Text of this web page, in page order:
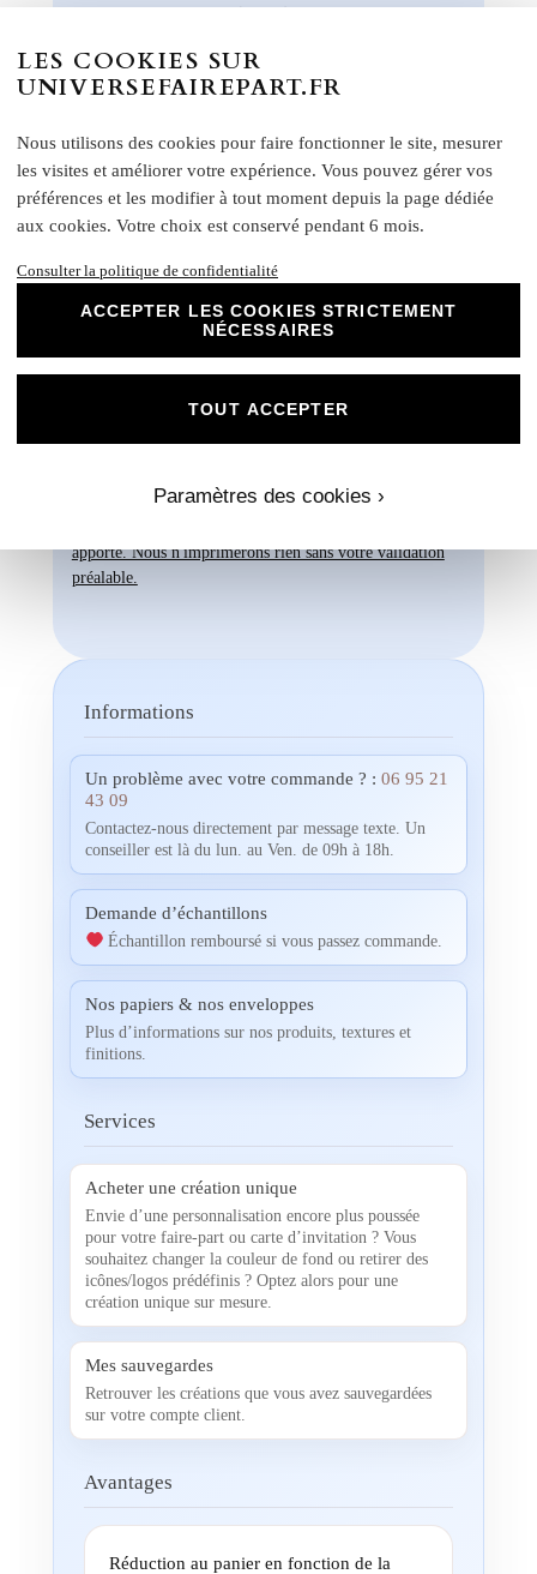
remerciements et bien plus encore. Optez
résultat impeccable qui ravira vos invités et
marquera l'élégance de vos évènements
créativité et personnalisez nos papiers Mat
Supérieur pour créer des souvenirs uniques
et inoubliables.
Chez Universe Faire-part, nous mettons
d'exception qui répondent à vos attentes les
plus exigeantes. Faites confiance à notre
expertise et à notre passion pour vous
accompagner dans la réalisation de vos
pourrez discuter des dimensions, de la disposition, des
apporte. Nous n'imprimerons rien sans votre validation
préalable.
Informations
Un problème avec votre commande ? : 06 95 21
43 09
Contactez-nous directement par message texte. Un
conseiller est là du lun. au Ven. de 09h à 18h.
Demande d’échantillons
Échantillon remboursé si vous passez commande.
Nos papiers & nos enveloppes
Plus d’informations sur nos produits, textures et
finitions.
Services
Acheter une création unique
Envie d’une personnalisation encore plus poussée
pour votre faire-part ou carte d’invitation ? Vous
souhaitez changer la couleur de fond ou retirer des
icônes/logos prédéfinis ? Optez alors pour une
création unique sur mesure.
Mes sauvegardes
Retrouver les créations que vous avez sauvegardées
sur votre compte client.
Avantages
Réduction au panier en fonction de la
LES COOKIES SUR
UNIVERSEFAIREPART.FR
Nous utilisons des cookies pour faire fonctionner le site, mesurer
les visites et améliorer votre expérience. Vous pouvez gérer vos
préférences et les modifier à tout moment depuis la page dédiée
aux cookies. Votre choix est conservé pendant 6 mois.
Consulter la politique de confidentialité
ACCEPTER LES COOKIES STRICTEMENT
NÉCESSAIRES
Paramètres des cookies ›
TOUT ACCEPTER